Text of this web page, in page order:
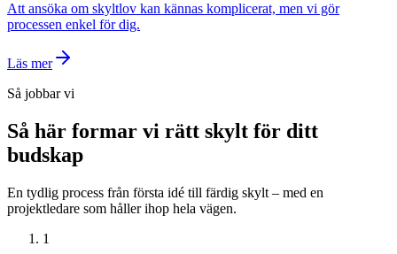
Att ansöka om skyltlov kan kännas komplicerat, men vi gör
processen enkel för dig.
Läs mer
Så jobbar vi
Så här formar vi rätt skylt för ditt
budskap
En tydlig process från första idé till färdig skylt – med en
projektledare som håller ihop hela vägen.
1